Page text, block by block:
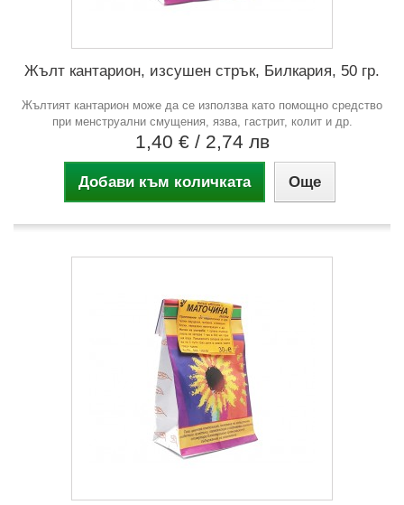
Жълт кантарион, изсушен стрък, Билкария, 50 гр.
Жълтият кантарион може да се използва като помощно средство
при менструални смущения, язва, гастрит, колит и др.
1,40 € / 2,74 лв
Добави към количката Още